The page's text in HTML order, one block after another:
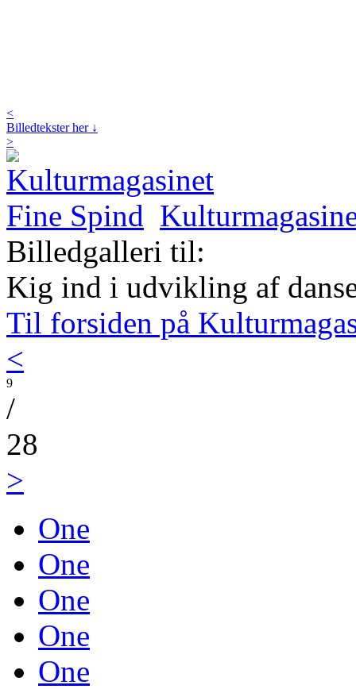
<
Billedtekster her ↓
>
Billedgalleri til:
Kig ind i udvikling af
Til forsiden på
<
9
/
28
>
One
One
One
One
One